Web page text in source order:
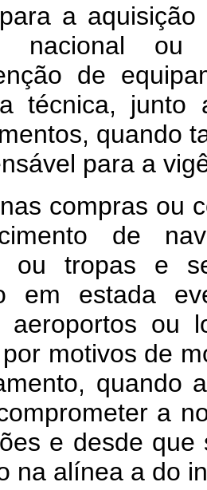
para a
nacional ou
de
técnica, junto
quando
para a
nas compras ou
de
ou tropas e
em estada
aeroportos ou
motivos de
quando
a
e desde
na alínea a do